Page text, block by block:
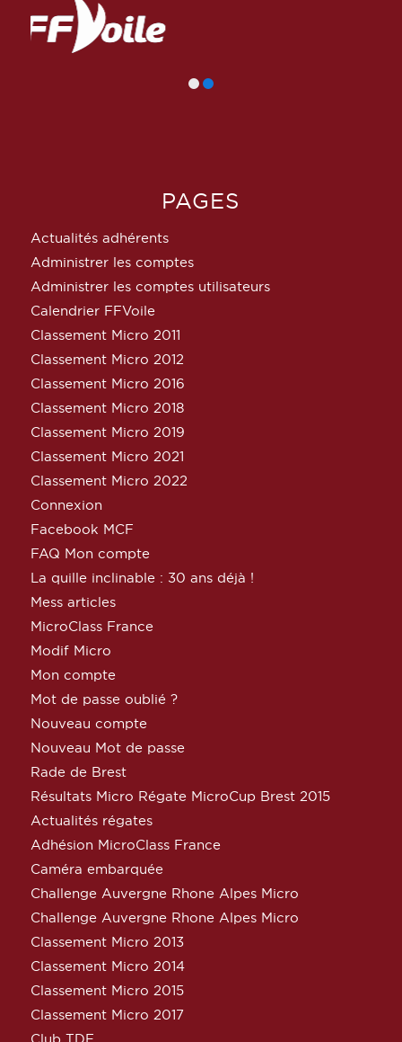
PAGES
Actualités adhérents
Administrer les comptes
Administrer les comptes utilisateurs
Calendrier FFVoile
Classement Micro 2011
Classement Micro 2012
Classement Micro 2016
Classement Micro 2018
Classement Micro 2019
Classement Micro 2021
Classement Micro 2022
Connexion
Facebook MCF
FAQ Mon compte
La quille inclinable : 30 ans déjà !
Mess articles
MicroClass France
Modif Micro
Mon compte
Mot de passe oublié ?
Nouveau compte
Nouveau Mot de passe
Rade de Brest
Résultats Micro Régate MicroCup Brest 2015
Actualités régates
Adhésion MicroClass France
Caméra embarquée
Challenge Auvergne Rhone Alpes Micro
Challenge Auvergne Rhone Alpes Micro
Classement Micro 2013
Classement Micro 2014
Classement Micro 2015
Classement Micro 2017